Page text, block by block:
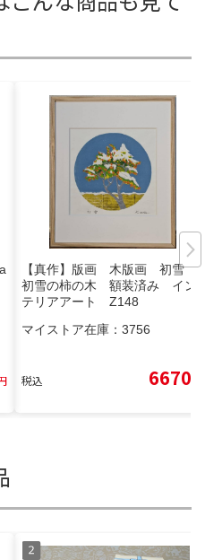
【真作】版画 木版画 初雪
初雪の柿の木 額装済み イン
テリアアート Z148
マイストア在庫： 3756
税込 6670